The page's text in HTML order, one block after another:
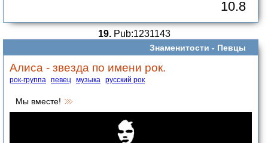
10.8
19.Pub:1231143
Знаменитости - Певцы
Алиса - звезда по имени рок.
рок-группа певец музыка русский рок
Мы вместе!